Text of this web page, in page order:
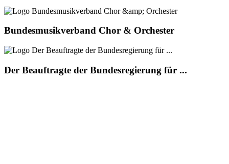
Bundesmusikverband Chor & Orchester
Der Beauftragte der Bundesregierung für ...